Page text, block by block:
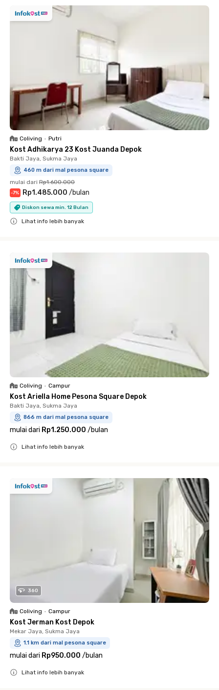
Coliving • Putri
Kost Adhikarya 23 Kost Juanda Depok
Bakti Jaya, Sukma Jaya
460 m dari mal pesona square
mulai dari Rp1.600.000
-7% Rp1.485.000 /bulan
Diskon sewa min. 12 Bulan
Lihat info lebih banyak
Coliving • Campur
Kost Ariella Home Pesona Square Depok
Bakti Jaya, Sukma Jaya
866 m dari mal pesona square
mulai dari Rp1.250.000 /bulan
Lihat info lebih banyak
360
Coliving • Campur
Kost Jerman Kost Depok
Mekar Jaya, Sukma Jaya
1.1 km dari mal pesona square
mulai dari Rp950.000 /bulan
Lihat info lebih banyak